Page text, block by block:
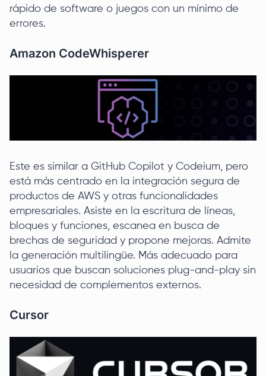
rápido de software o juegos con un mínimo de
errores.
Amazon CodeWhisperer
Este es similar a GitHub Copilot y Codeium, pero
está más centrado en la integración segura de
productos de AWS y otras funcionalidades
empresariales. Asiste en la escritura de líneas,
bloques y funciones, escanea en busca de
brechas de seguridad y propone mejoras. Admite
la generación multilingüe. Más adecuado para
usuarios que buscan soluciones plug-and-play sin
necesidad de complementos externos.
Cursor